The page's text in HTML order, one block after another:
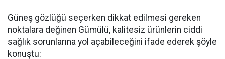
Güneş gözlüğü seçerken dikkat edilmesi gereken
noktalara değinen Gümülü, kalitesiz ürünlerin ciddi
sağlık sorunlarına yol açabileceğini ifade ederek şöyle
konuştu: